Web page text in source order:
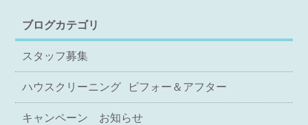
ブログカテゴリ
スタッフ募集
ハウスクリーニング ビフォー＆アフター
キャンペーン お知らせ